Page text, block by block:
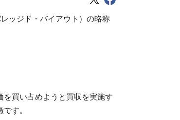
ッジド・バイアウト）の略称
買い占めようと買収を実施す
す。